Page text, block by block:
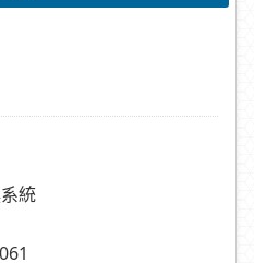
統